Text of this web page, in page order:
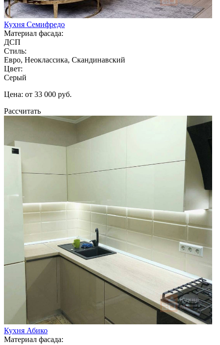
Кухня Семифредо
Материал фасада:
ДСП
Стиль:
Евро, Неоклассика, Скандинавский
Цвет:
Серый
Цена: от 33 000 руб.
Рассчитать
Кухня Абико
Материал фасада: